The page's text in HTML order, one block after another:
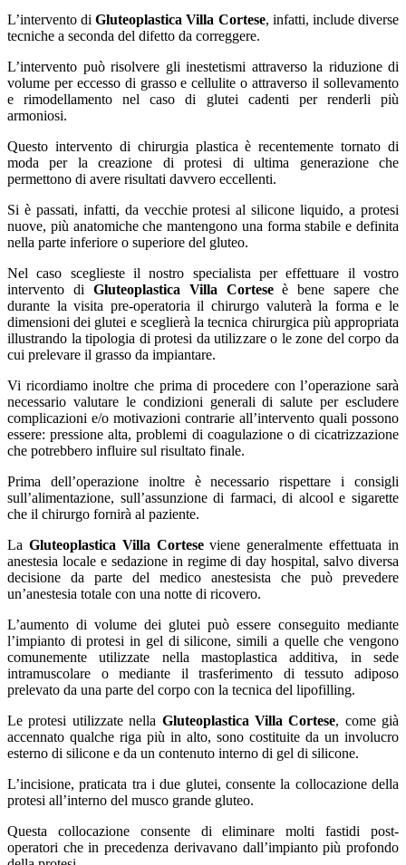
L’intervento diGluteoplastica Villa Cortese, infatti, include diverse
tecniche a seconda del difetto da correggere.
L’intervento può risolvere gli inestetismi attraverso la riduzione di
volume per eccesso di grasso e cellulite o attraverso il sollevamento
e rimodellamento nel caso di glutei cadenti per renderli più
armoniosi.
Questo intervento di chirurgia plastica è recentemente tornato di
moda per la creazione di protesi di ultima generazione che
permettono di avere risultati davvero eccellenti.
Si è passati, infatti, da vecchie protesi al silicone liquido, a protesi
nuove, più anatomiche che mantengono una forma stabile e definita
nella parte inferiore o superiore del gluteo.
Nel caso sceglieste il nostro specialista per effettuare il vostro
intervento di Gluteoplastica Villa Corteseè bene sapere che
durante la visita pre-operatoria il chirurgo valuterà la forma e le
dimensioni dei glutei e sceglierà la tecnica chirurgica più appropriata
illustrando la tipologia di protesi da utilizzare o le zone del corpo da
cui prelevare il grasso da impiantare.
Vi ricordiamo inoltre che prima di procedere con l’operazione sarà
necessario valutare le condizioni generali di salute per escludere
complicazioni e/o motivazioni contrarie all’intervento quali possono
essere: pressione alta, problemi di coagulazione o di cicatrizzazione
che potrebbero influire sul risultato finale.
Prima dell’operazione inoltre è necessario rispettare i consigli
sull’alimentazione, sull’assunzione di farmaci, di alcool e sigarette
che il chirurgo fornirà al paziente.
La Gluteoplastica Villa Corteseviene generalmente effettuata in
anestesia locale e sedazione in regime di day hospital, salvo diversa
decisione da parte del medico anestesista che può prevedere
un’anestesia totale con una notte di ricovero.
L’aumento di volume dei glutei può essere conseguito mediante
l’impianto di protesi in gel di silicone, simili a quelle che vengono
comunemente utilizzate nella mastoplastica additiva, in sede
intramuscolare o mediante il trasferimento di tessuto adiposo
prelevato da una parte del corpo con la tecnica del lipofilling.
Le protesi utilizzate nella Gluteoplastica Villa Cortese, come già
accennato qualche riga più in alto, sono costituite da un involucro
esterno di silicone e da un contenuto interno di gel di silicone.
L’incisione, praticata tra i due glutei, consente la collocazione della
protesi all’interno del musco grande gluteo.
Questa collocazione consente di eliminare molti fastidi post-
operatori che in precedenza derivavano dall’impianto più profondo